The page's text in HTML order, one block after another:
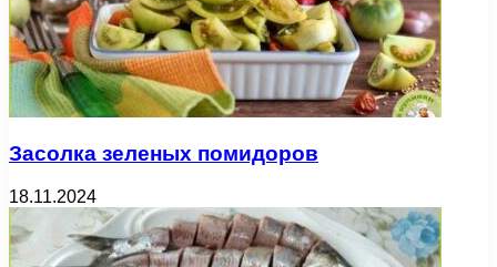
Засолка зеленых помидоров
18.11.2024